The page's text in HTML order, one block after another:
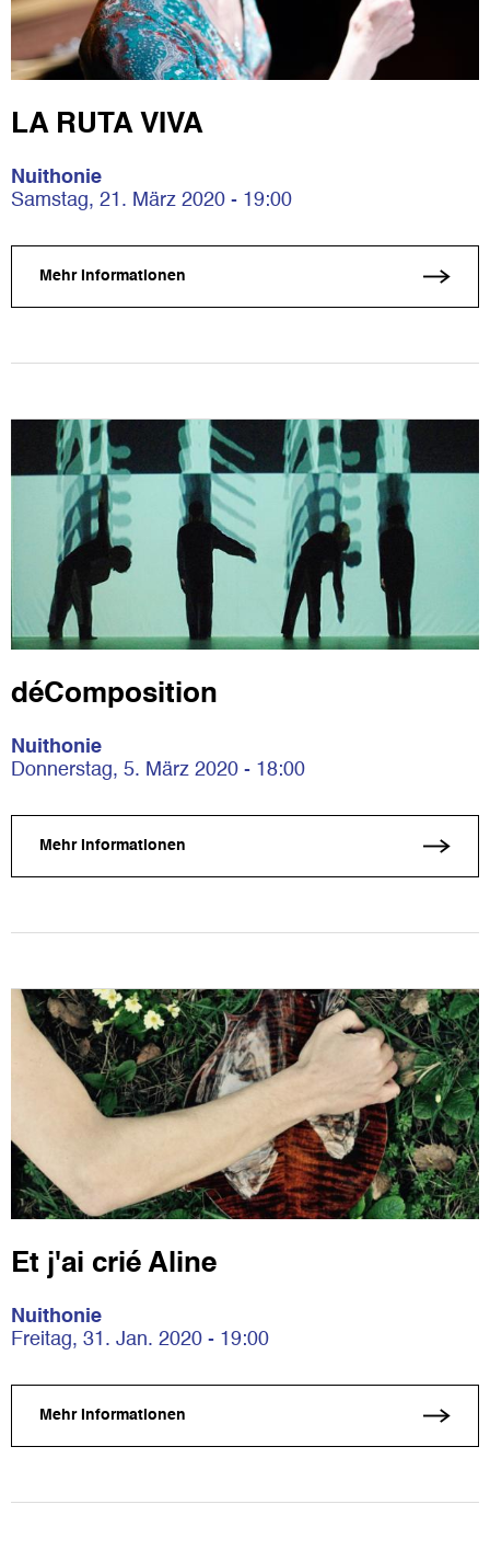
LA RUTA VIVA
Nuithonie
Samstag, 21. März 2020 - 19:00
Mehr Informationen
déComposition
Nuithonie
Donnerstag, 5. März 2020 - 18:00
Mehr Informationen
Et j'ai crié Aline
Nuithonie
Freitag, 31. Jan. 2020 - 19:00
Mehr Informationen